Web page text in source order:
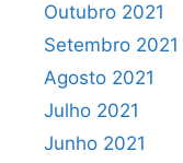
Outubro 2021
Setembro 2021
Agosto 2021
Julho 2021
Junho 2021